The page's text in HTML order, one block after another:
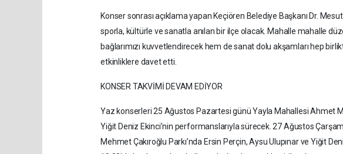
Konser sonrası açıklama yapan Keçiören Belediye Başkanı Dr.
sporla, kültürle ve sanatla anılan bir ilçe olacak. Mahalle mahalle
bağlarımızı kuvvetlendirecek hem de sanat dolu akşamları hep
etkinliklere davet etti.
KONSER TAKVİMİ DEVAM EDİYOR
Yaz konserleri 25 Ağustos Pazartesi günü Yayla Mahallesi Ahmet
Yiğit Deniz Ekinci’nin performanslarıyla sürecek. 27 Ağustos
Mehmet Çakıroğlu Parkı’nda Ersin Perçin, Aysu Ulupınar ve Yiğit